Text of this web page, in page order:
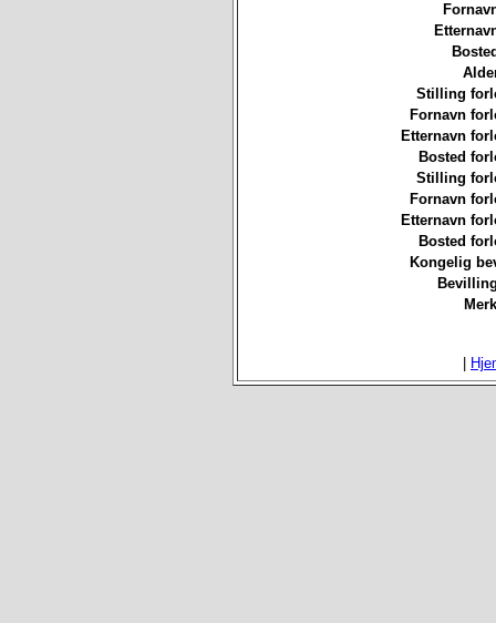
Stilling
Fornavn
Etternavn
Bosted
Stilling
Fornavn
Etternavn
Bosted
Kongelig